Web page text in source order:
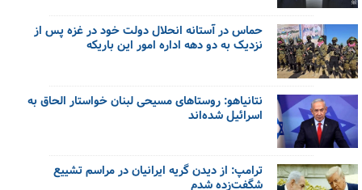
حماس در آستانه انحلال دولت خود در غزه پس از
نزدیک به دو دهه اداره امور این باریکه
نتانیاهو: روستاهای مسیحی لبنان خواستار الحاق به
اسرائیل شده‌اند
ترامپ: از دیدن گریه ایرانیان در مراسم تشییع
شگفت‌زده شدم